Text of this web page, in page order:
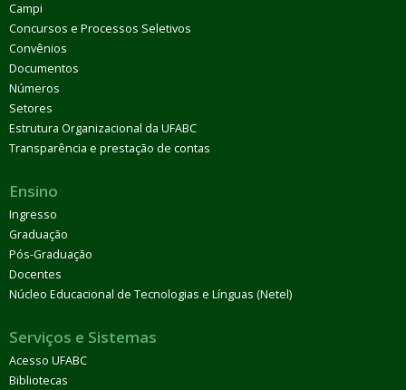
Campi
Concursos e Processos Seletivos
Convênios
Documentos
Números
Setores
Estrutura Organizacional da UFABC
Transparência e prestação de contas
Ensino
Ingresso
Graduação
Pós-Graduação
Docentes
Núcleo Educacional de Tecnologias e Línguas (Netel)
Serviços e Sistemas
Acesso UFABC
Bibliotecas